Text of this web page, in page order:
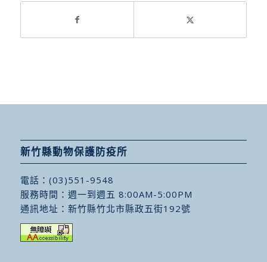
新竹縣動物保護防疫所
電話： (03)551-9548
服務時間：週一到週五 8:00AM-5:00PM
通訊地址： 新竹縣竹北市縣政五街192號